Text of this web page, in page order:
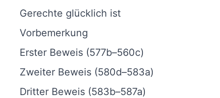
Gerechte glücklich ist
Vorbemerkung
Erster Beweis (577b–560c)
Zweiter Beweis (580d–583a)
Dritter Beweis (583b–587a)